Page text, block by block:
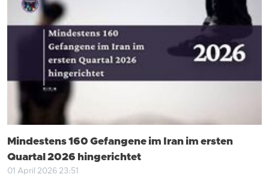
Mindestens 160 Gefangene im Iran im ersten
Quartal 2026 hingerichtet
01 April 2026 23:51